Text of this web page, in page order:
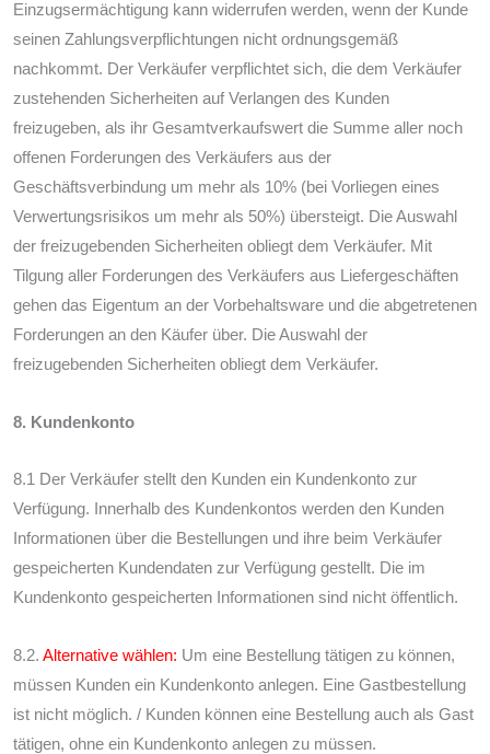
Einzugsermächtigung kann widerrufen werden, wenn der Kunde
seinen Zahlungsverpflichtungen nicht ordnungsgemäß
nachkommt. Der Verkäufer verpflichtet sich, die dem Verkäufer
zustehenden Sicherheiten auf Verlangen des Kunden
freizugeben, als ihr Gesamtverkaufswert die Summe aller noch
offenen Forderungen des Verkäufers aus der
Geschäftsverbindung um mehr als 10% (bei Vorliegen eines
Verwertungsrisikos um mehr als 50%) übersteigt. Die Auswahl
der freizugebenden Sicherheiten obliegt dem Verkäufer. Mit
Tilgung aller Forderungen des Verkäufers aus Liefergeschäften
gehen das Eigentum an der Vorbehaltsware und die abgetretenen
Forderungen an den Käufer über. Die Auswahl der
freizugebenden Sicherheiten obliegt dem Verkäufer.
8. Kundenkonto
8.1 Der Verkäufer stellt den Kunden ein Kundenkonto zur
Verfügung. Innerhalb des Kundenkontos werden den Kunden
Informationen über die Bestellungen und ihre beim Verkäufer
gespeicherten Kundendaten zur Verfügung gestellt. Die im
Kundenkonto gespeicherten Informationen sind nicht öffentlich.
8.2. Alternative wählen: Um eine Bestellung tätigen zu können,
müssen Kunden ein Kundenkonto anlegen. Eine Gastbestellung
ist nicht möglich. / Kunden können eine Bestellung auch als Gast
tätigen, ohne ein Kundenkonto anlegen zu müssen.